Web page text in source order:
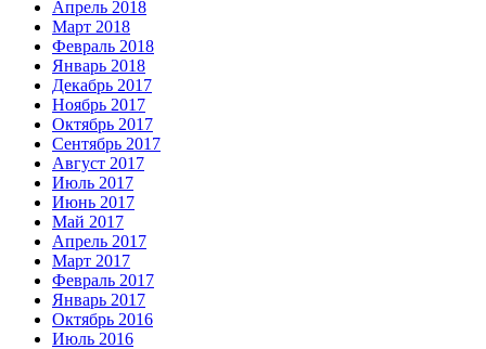
Апрель 2018
Март 2018
Февраль 2018
Январь 2018
Декабрь 2017
Ноябрь 2017
Октябрь 2017
Сентябрь 2017
Август 2017
Июль 2017
Июнь 2017
Май 2017
Апрель 2017
Март 2017
Февраль 2017
Январь 2017
Октябрь 2016
Июль 2016